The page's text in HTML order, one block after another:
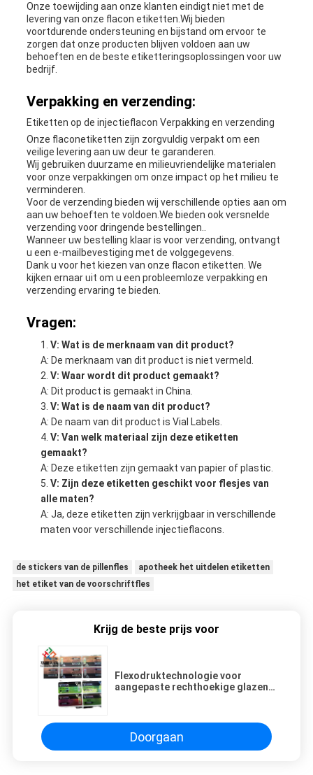
Onze toewijding aan onze klanten eindigt niet met de
levering van onze flacon etiketten.Wij bieden
voortdurende ondersteuning en bijstand om ervoor te
zorgen dat onze producten blijven voldoen aan uw
behoeften en de beste etiketteringsoplossingen voor uw
bedrijf.
Verpakking en verzending:
Etiketten op de injectieflacon Verpakking en verzending
Onze flaconetiketten zijn zorgvuldig verpakt om een
veilige levering aan uw deur te garanderen.
Wij gebruiken duurzame en milieuvriendelijke materialen
voor onze verpakkingen om onze impact op het milieu te
verminderen.
Voor de verzending bieden wij verschillende opties aan om
aan uw behoeften te voldoen.We bieden ook versnelde
verzending voor dringende bestellingen..
Wanneer uw bestelling klaar is voor verzending, ontvangt
u een e-mailbevestiging met de volggegevens.
Dank u voor het kiezen van onze flacon etiketten. We
kijken ernaar uit om u een probleemloze verpakking en
verzending ervaring te bieden.
Vragen:
V: Wat is de merknaam van dit product?
A: De merknaam van dit product is niet vermeld.
V: Waar wordt dit product gemaakt?
A: Dit product is gemaakt in China.
V: Wat is de naam van dit product?
A: De naam van dit product is Vial Labels.
V: Van welk materiaal zijn deze etiketten
gemaakt?
A: Deze etiketten zijn gemaakt van papier of plastic.
V: Zijn deze etiketten geschikt voor flesjes van
alle maten?
A: Ja, deze etiketten zijn verkrijgbaar in verschillende
maten voor verschillende injectieflacons.
de stickers van de pillenfles
apotheek het uitdelen etiketten
het etiket van de voorschriftfles
Krijg de beste prijs voor
Flexodruktechnologie voor
aangepaste rechthoekige glazen
Doorgaan